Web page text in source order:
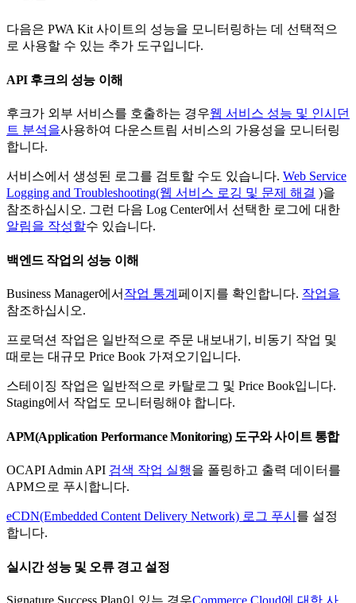
다음은 PWA Kit 사이트의 성능을 모니터링하는 데 선택적으
로 사용할 수 있는 추가 도구입니다.
API 후크의 성능 이해
후크가 외부 서비스를 호출하는 경우웹 서비스 성능 및 인시던
트 분석을사용하여 다운스트림 서비스의 가용성을 모니터링
합니다.
서비스에서 생성된 로그를 검토할 수도 있습니다. Web Service
Logging and Troubleshooting(웹 서비스 로깅 및 문제 해결 )을
참조하십시오. 그런 다음 Log Center에서 선택한 로그에 대한
알림을 작성할수 있습니다.
백엔드 작업의 성능 이해
Business Manager에서 작업 통계 페이지를 확인합니다. 작업을
참조하십시오.
프로덕션 작업은 일반적으로 주문 내보내기, 비동기 작업 및
때로는 대규모 Price Book 가져오기입니다.
스테이징 작업은 일반적으로 카탈로그 및 Price Book입니다.
Staging에서 작업도 모니터링해야 합니다.
APM(Application Performance Monitoring) 도구와 사이트 통합
OCAPI Admin API 검색 작업 실행을 폴링하고 출력 데이터를
APM으로 푸시합니다.
eCDN(Embedded Content Delivery Network) 로그 푸시 를 설정
합니다.
실시간 성능 및 오류 경고 설정
Signature Success Plan이 있는 경우Commerce Cloud에 대한 사